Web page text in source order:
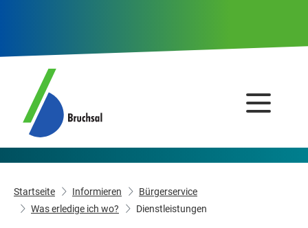
Startseite Informieren
Bürgerservice
Was erledige ich wo?
Dienstleistungen